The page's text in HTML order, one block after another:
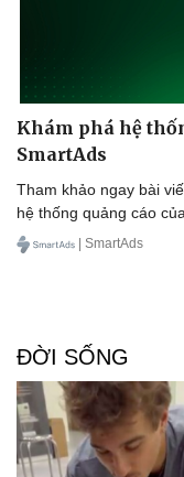
Khám phá hệ
SmartAds
Tham khảo ngay bài
hệ thống quảng cáo
| SmartAds
ĐỜI SỐNG